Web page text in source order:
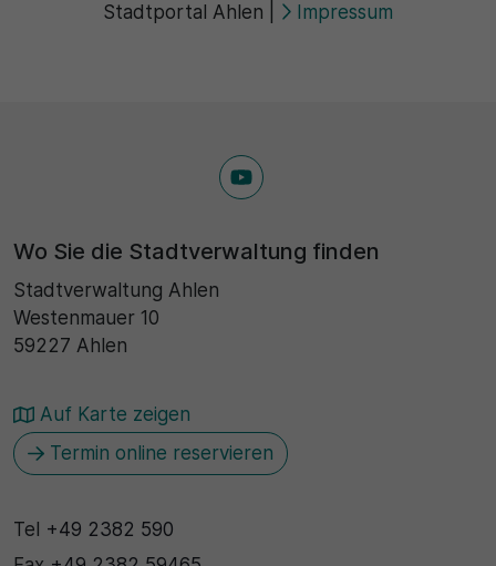
Stadtportal Ahlen
Impressum
Wo Sie die Stadtverwaltung finden
Stadtverwaltung Ahlen
Westenmauer 10
59227 Ahlen
Auf Karte zeigen
Termin online reservieren
Tel +49 2382 590